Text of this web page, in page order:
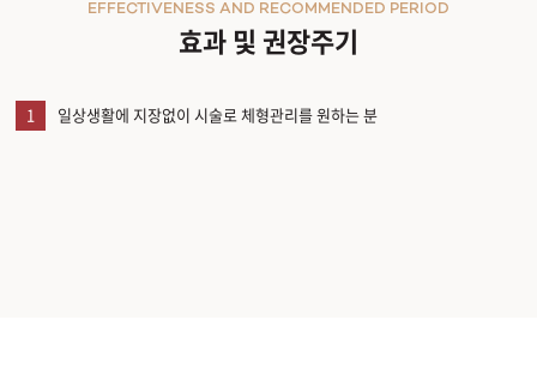
효과 및 권장주기
EFFECTIVENESS AND RECOMMENDED PERIOD
1 일상생활에 지장없이 시술로 체형관리를 원하는 분